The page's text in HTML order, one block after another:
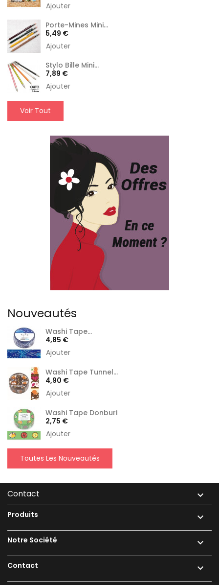
Ajouter
Porte-Mines Mini...
Prix
5,49 €
Ajouter
Stylo Bille Mini...
Prix
7,89 €
Ajouter
Voir Tout
Nouveautés
Washi Tape...
Prix
4,85 €
Ajouter
Washi Tape Tunnel...
Prix
4,90 €
Ajouter
Washi Tape Donburi
Prix
2,75 €
Ajouter
Toutes Les Nouveautés
Contact 
Produits 
Notre Société 
Contact 